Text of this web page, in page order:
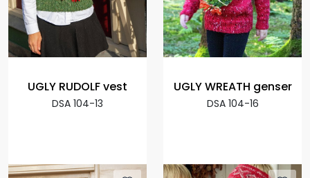
UGLY RUDOLF vest
DSA 104-13
UGLY WREATH genser
DSA 104-16